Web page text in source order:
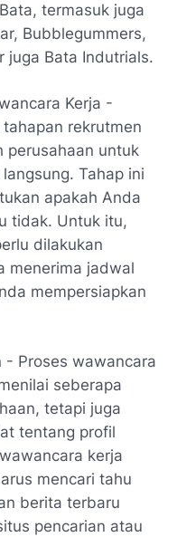
termasuk juga
Bubblegummers,
juga Bata Indutrials.
Kerja -
rekrutmen
perusahaan untuk
Tahap ini
apakah Anda
tidak. Untuk itu,
dilakukan
menerima jadwal
mempersiapkan
- Proses wawancara
seberapa
tetapi juga
tentang profil
kerja
mencari tahu
berita terbaru
pencarian atau